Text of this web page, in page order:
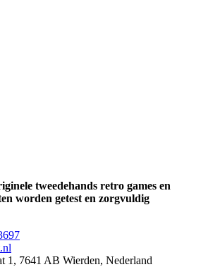
tweedehands retro games en
worden getest en zorgvuldig
1, 7641 AB Wierden, Nederland